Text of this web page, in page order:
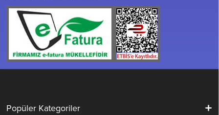
Popüler Kategoriler